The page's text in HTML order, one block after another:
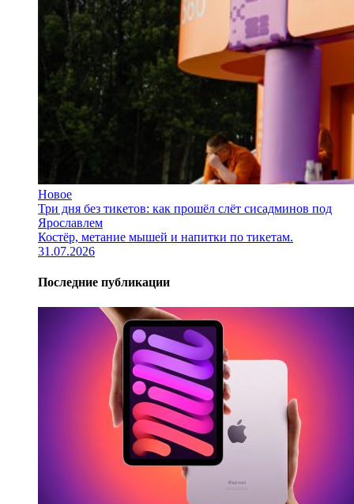
Новое
Три дня без тикетов: как прошёл слёт сисадминов под
Ярославлем
Костёр, метание мышей и напитки по тикетам.
31.07.2026
Последние публикации